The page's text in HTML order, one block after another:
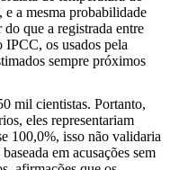
e a mesma probabilidade
que a registrada entre
os usados pela
sempre próximos
mil cientistas. Portanto,
eles representariam
100,0%, isso não validaria
em acusações sem